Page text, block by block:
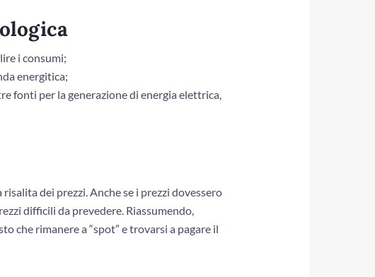
i consumi;
energitica;
fonti per la generazione di energia elettrica,
dei prezzi. Anche se i prezzi dovessero
difficili da prevedere. Riassumendo,
che rimanere a “spot” e trovarsi a pagare il